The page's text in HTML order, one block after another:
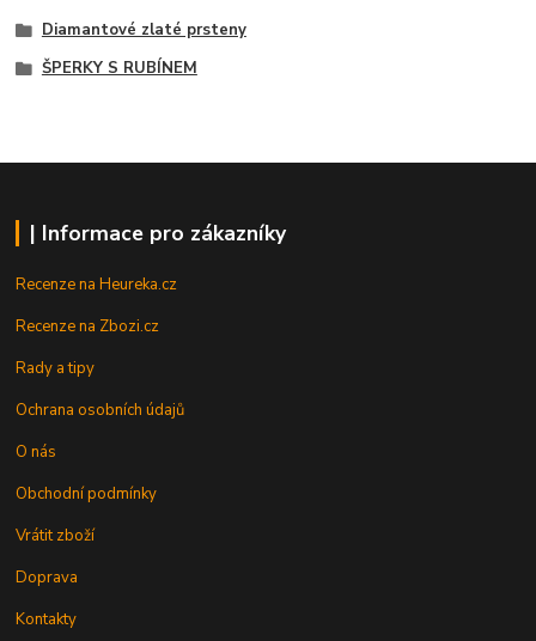
Diamantové zlaté prsteny
ŠPERKY S RUBÍNEM
| Informace pro zákazníky
Recenze na Heureka.cz
Recenze na Zbozi.cz
Rady a tipy
Ochrana osobních údajů
O nás
Obchodní podmínky
Vrátit zboží
Doprava
Kontakty